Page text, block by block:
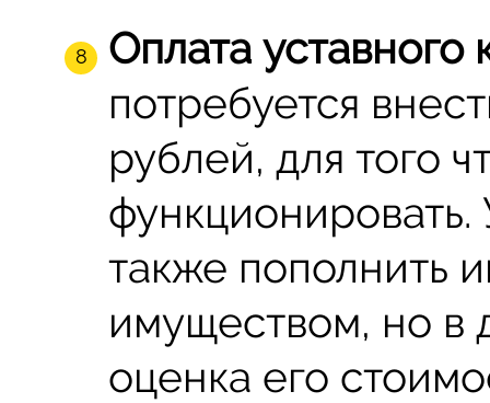
Оплата уставного
потребуется
рублей, для того
также пополнить
имуществом, но в
оценка его